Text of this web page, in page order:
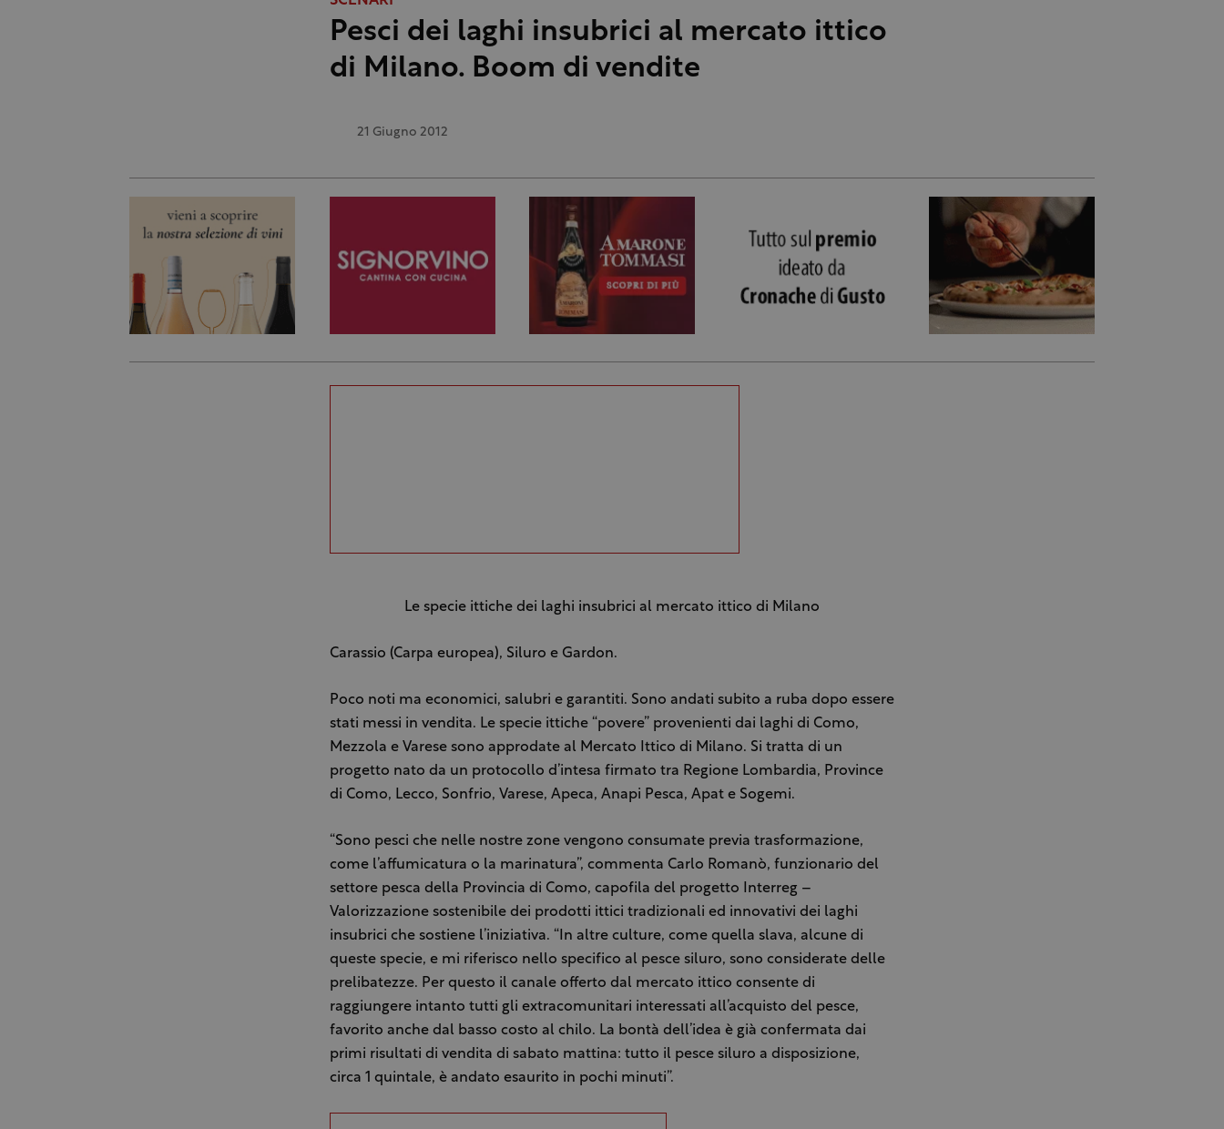
Pesci dei laghi insubrici al mercato ittico
di Milano. Boom di vendite
21 Giugno 2012
Le specie ittiche dei laghi insubrici al mercato ittico di Milano
Carassio (Carpa europea), Siluro e Gardon.
Poco noti ma economici, salubri e garantiti. Sono andati subito a ruba dopo essere
stati messi in vendita. Le specie ittiche “povere” provenienti dai laghi di Como,
Mezzola e Varese sono approdate al Mercato Ittico di Milano. Si tratta di un
progetto nato da un protocollo d’intesa firmato tra Regione Lombardia, Province
di Como, Lecco, Sonfrio, Varese, Apeca, Anapi Pesca, Apat e Sogemi.
“Sono pesci che nelle nostre zone vengono consumate previa trasformazione,
come l’affumicatura o la marinatura”, commenta Carlo Romanò, funzionario del
settore pesca della Provincia di Como, capofila del progetto Interreg –
Valorizzazione sostenibile dei prodotti ittici tradizionali ed innovativi dei laghi
insubrici che sostiene l’iniziativa. “In altre culture, come quella slava, alcune di
queste specie, e mi riferisco nello specifico al pesce siluro, sono considerate delle
prelibatezze. Per questo il canale offerto dal mercato ittico consente di
raggiungere intanto tutti gli extracomunitari interessati all’acquisto del pesce,
favorito anche dal basso costo al chilo. La bontà dell’idea è già confermata dai
primi risultati di vendita di sabato mattina: tutto il pesce siluro a disposizione,
circa 1 quintale, è andato esaurito in pochi minuti”.